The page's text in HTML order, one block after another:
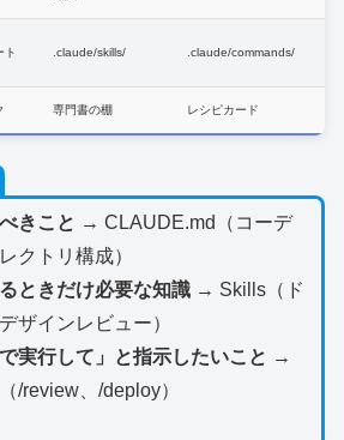
ト .claude/skills/ .claude/commands/
専門書の棚 レシピカード
きこと → CLAUDE.md（コーデ
クトリ構成）
ときだけ必要な知識→ Skills（ド
ザインレビュー）
実行して」と指示したいこと →
/review、/deploy）